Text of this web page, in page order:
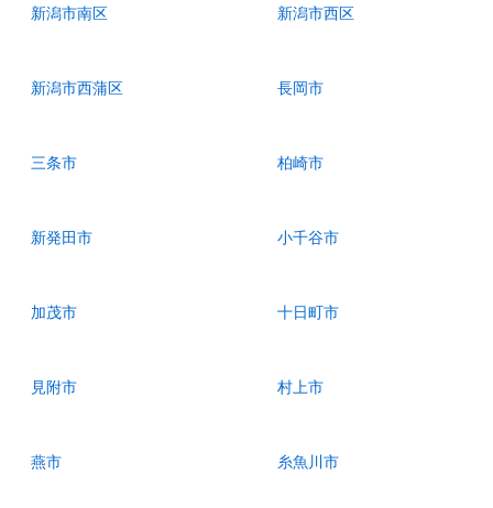
新潟市南区 新潟市西区
新潟市西蒲区 長岡市
三条市 柏崎市
新発田市 小千谷市
加茂市 十日町市
見附市 村上市
燕市 糸魚川市